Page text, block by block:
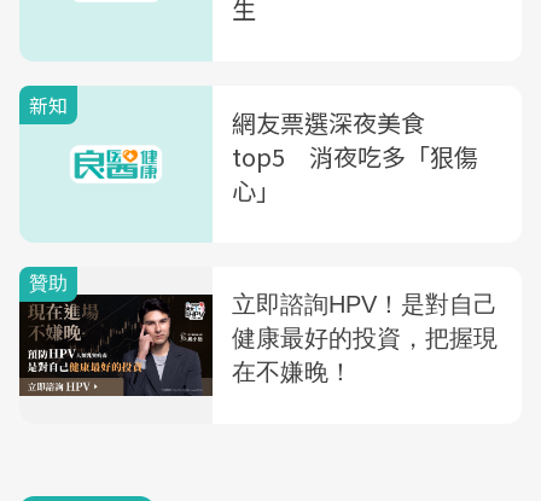
生
新知
網友票選深夜美食
top5 消夜吃多「狠傷
心」